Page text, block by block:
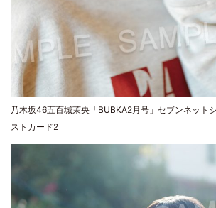
乃木坂46五百城茉央「BUBKA2月号」セブンネット
ストカード2